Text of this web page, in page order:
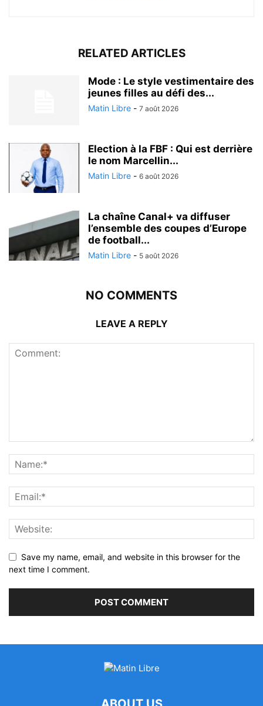
RELATED ARTICLES
Mode : Le style vestimentaire des
jeunes filles au défi des...
Matin Libre - 7 août 2026
Election à la FBF : Qui est derrière
le nom Marcellin...
Matin Libre - 6 août 2026
La chaîne Canal+ va diffuser
l’ensemble des coupes d’Europe
de football...
Matin Libre - 5 août 2026
NO COMMENTS
LEAVE A REPLY
Save my name, email, and website in this browser for the
next time I comment.